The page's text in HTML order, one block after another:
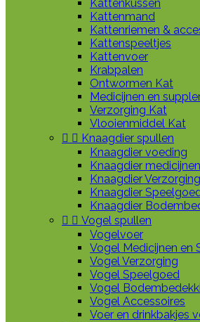
Kattenkussen
Kattenmand
Kattenriemen &
Kattenspeeltjes
Kattenvoer
Krabpalen
Ontwormen Kat
Medicijnen en
Verzorging Kat
Vlooienmiddel Kat
  Knaagdier spullen
Knaagdier voeding
Knaagdier
Knaagdier Verzorging
Knaagdier
Knaagdier
  Vogel spullen
Vogelvoer
Vogel Medicijnen en
Vogel Verzorging
Vogel Speelgoed
Vogel
Vogel Accessoires
Voer en drinkbakjes